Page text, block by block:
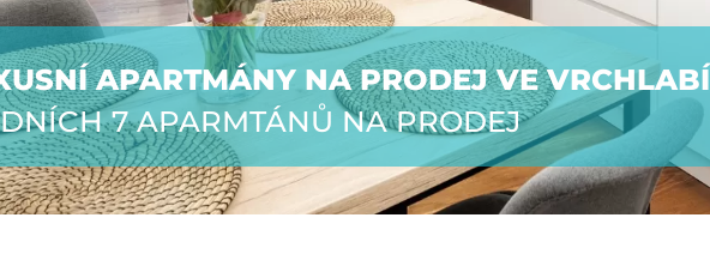
APARTMÁNY NA PRODEJ VE VRCHLABÍ
7 APARMTÁNŮ NA PRODEJ